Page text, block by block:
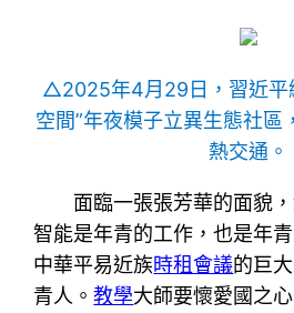
△2025年4月29日，習近平
空間”年夜模子立異生態社區
熱交通。
面臨一張張芳華的面貌
智能是年青的工作，也是年
中華平易近族時租會議的巨
青人。教學大師要懷愛國之